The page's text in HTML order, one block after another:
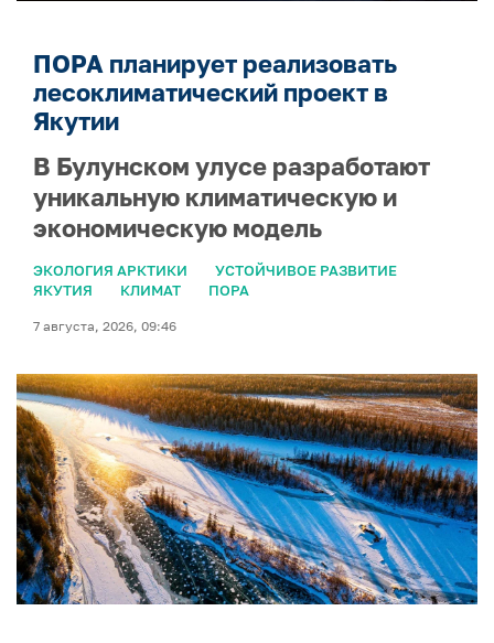
ПОРА планирует реализовать
лесоклиматический проект в
Якутии
В Булунском улусе разработают
уникальную климатическую и
экономическую модель
ЭКОЛОГИЯ АРКТИКИ
УСТОЙЧИВОЕ РАЗВИТИЕ
ЯКУТИЯ
КЛИМАТ ПОРА
7 августа, 2026, 09:46